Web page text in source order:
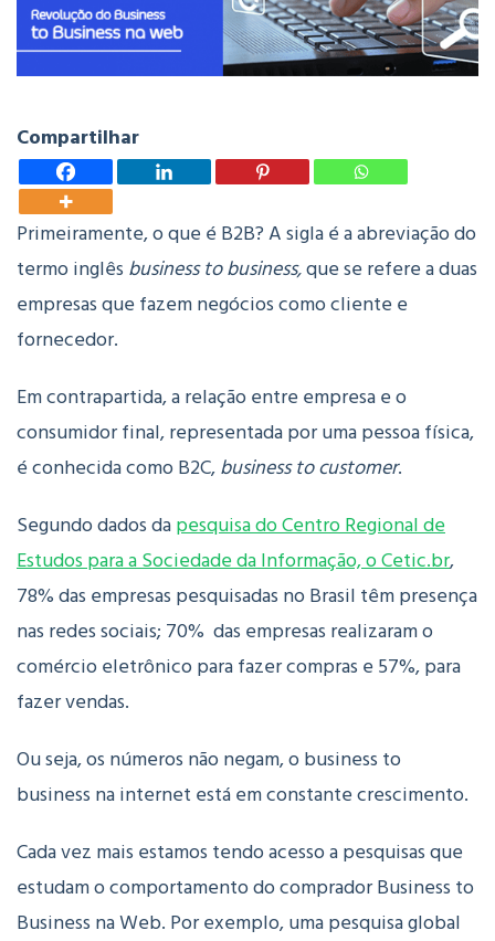
Compartilhar
Primeiramente, o que é B2B? A sigla é a abreviação do
termo inglês business to business,que se refere a duas
empresas que fazem negócios como cliente e
fornecedor.
Em contrapartida, a relação entre empresa e o
consumidor final, representada por uma pessoa física,
é conhecida como B2C,business to customer.
Segundo dados dapesquisa do Centro Regional de
Estudos para a Sociedade da Informação, o Cetic.br,
78% das empresas pesquisadas no Brasil têm presença
nas redes sociais; 70% das empresas realizaram o
comércio eletrônico para fazer compras e 57%, para
fazer vendas.
Ou seja, os números não negam, o business to
business na internet está em constante crescimento.
Cada vez mais estamos tendo acesso a pesquisas que
estudam o comportamento do comprador Business to
Business na Web. Por exemplo, uma pesquisa global